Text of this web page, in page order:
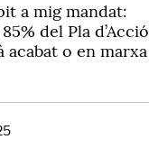
a mig mandat:
del Pla d’Acció
acabat o en marxa